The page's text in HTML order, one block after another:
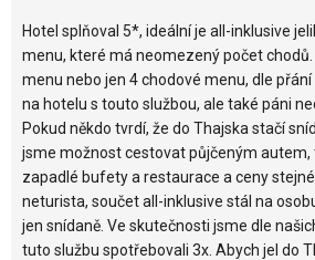
Hotel splňoval 5*, ideální je all-inklusive
menu, které má neomezený počet
menu nebo jen 4 chodové menu, dle
na hotelu s touto službou, ale také páni
Pokud někdo tvrdí, že do Thajska stačí
jsme možnost cestovat půjčeným autem,
zapadlé bufety a restaurace a ceny
neturista, součet all-inklusive stál na
jen snídaně. Ve skutečnosti jsme dle
tuto službu spotřebovali 3x. Abych jel do